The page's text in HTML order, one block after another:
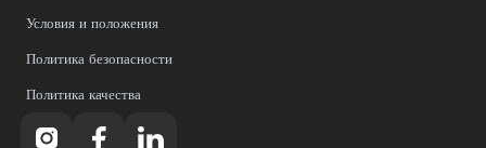
Условия и положения
Политика безопасности
Политика качества